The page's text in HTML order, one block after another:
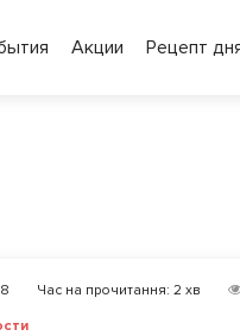
Акции Рецепт
Час на прочитання: 2 хв